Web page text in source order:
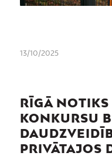
13/10/2025
RĪGĀ
KONKURSU
PRIVĀTAJOS